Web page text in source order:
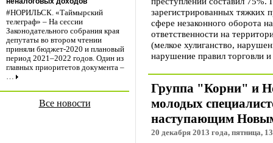
#НОРИЛЬСК. «Таймырский
телеграф» – На сессии
Законодательного собрания края
депутаты во втором чтении
приняли бюджет-2020 и плановый
период 2021–2022 годов. Один из
главных приоритетов документа –
…
Все новости
зарегистрированных тяжких
сфере незаконного оборота
ответственности на
(мелкое хулиганство,
нарушение правил торговли
Группа "Корни" и
молодых
наступающим
20 декабря 2013 года, пятница,